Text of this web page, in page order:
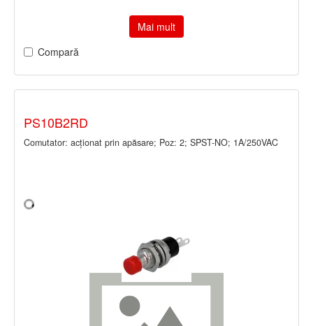
Mai mult
Compară
PS10B2RD
Comutator: acţionat prin apăsare; Poz: 2; SPST-NO; 1A/250VAC